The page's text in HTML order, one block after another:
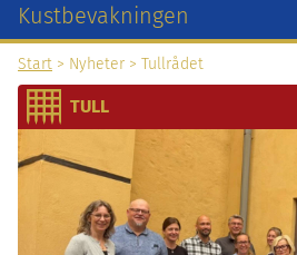
Kustbevakningen
Start > Nyheter > Tullrådet
TULL